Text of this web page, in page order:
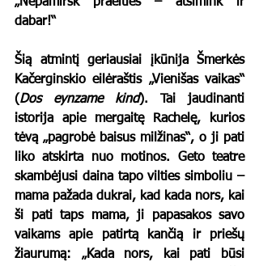
dabar!“
Šią atmintį geriausiai įkūnija Šmerkės
Kačerginskio eilėraštis „Vienišas vaikas“
(Dos eynzame kind). Tai jaudinanti
istorija apie mergaitę Rachelę, kurios
tėvą „pagrobė baisus milžinas“, o ji pati
liko atskirta nuo motinos. Geto teatre
skambėjusi daina tapo vilties simboliu –
mama pažada dukrai, kad kada nors, kai
ši pati taps mama, ji papasakos savo
vaikams apie patirtą kančią ir priešų
žiaurumą: „Kada nors, kai pati būsi